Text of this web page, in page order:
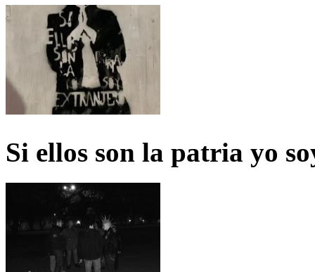
Si ellos son la patria yo